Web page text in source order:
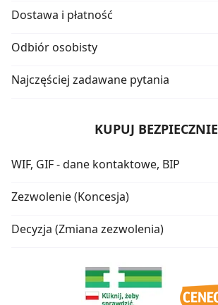
Dostawa i płatność
Odbiór osobisty
Najczęściej zadawane pytania
KUPUJ BEZPIECZNIE
WIF, GIF - dane kontaktowe, BIP
Zezwolenie (Koncesja)
Decyzja (Zmiana zezwolenia)